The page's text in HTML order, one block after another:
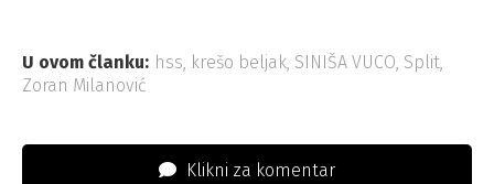
U ovom članku: hss, krešo beljak, SINIŠA VUCO, Split,
Zoran Milanović
Klikni za komentar